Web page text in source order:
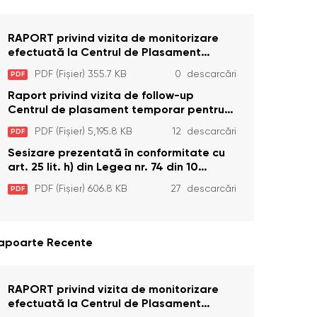
RAPORT privind vizita de monitorizare
efectuată la Centrul de Plasament
Temporar pentru Persoane cu
Dizabilități (Adulte) din s. Brînzeni, r.
Edineț, din data de 25 mai 2026
PDF PDF (Fișier) 355.7 KB 0 descarcări
Raport privind vizita de follow-up
Centrul de plasament temporar pentru
persoanele cu dizabilități (adulte)
Bădiceni, Soroca (11 iunie 2026)
PDF PDF (Fișier) 5,195.8 KB 12 descarcări
Sesizare prezentată în conformitate cu
art. 25 lit. h) din Legea nr. 74 din 10
aprilie 2025 cu privire la Curtea
Constituțională şi art. 26 din Legea cu
PDF PDF (Fișier) 606.8 KB 27 descarcări
Recente
RAPORT privind vizita de monitorizare
efectuată la Centrul de Plasament